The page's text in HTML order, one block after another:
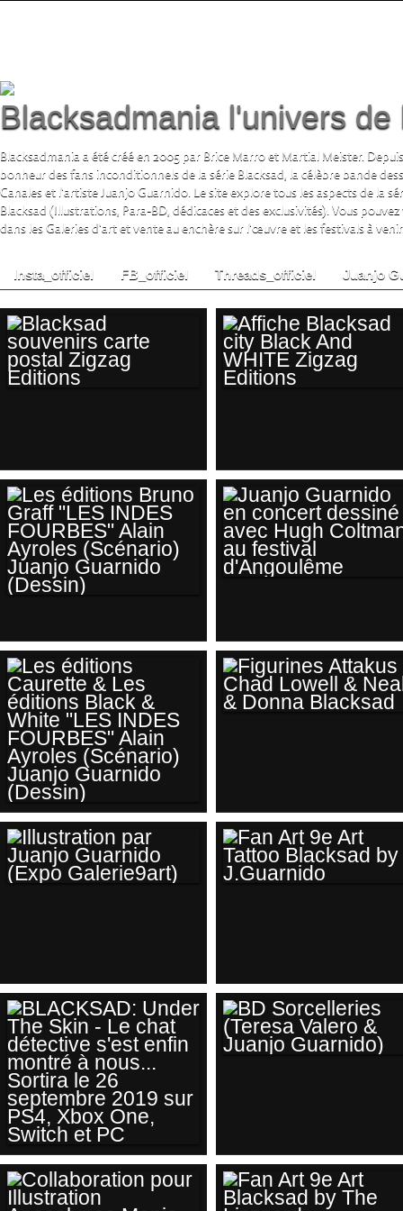
Blacksadmania l'univers
Blacksadmania a été créé en 2005 par Brice Marro et Martial Meister.
bonheur des fans inconditionnels de la série Blacksad, la célèbre bande
Canales et l'artiste Juanjo Guarnido. Le site explore tous les aspects de la
Blacksad (Illustrations, Para-BD, dédicaces et des exclusivités). Vous
dans les Galeries d'art et vente au enchère sur l'œuvre et les festivals à
Insta_officiel FB_officiel Threads_officiel Juanjo
SOUVENIRS CARTE
POSTAL ZIGZAG
EDITIONS
BLACKSAD CITY
BLACK AND WHITE
ZIGZAG EDITIONS
LES ÉDITIONS
BRUNO GRAFF
"LES INDES
FOURBES" ALAIN
AYROLES
(SCÉNARIO)
JUANJO GUARNIDO
(DESSIN)
EN CONCERT
DESSINÉ AVEC
HUGH COLTMAN AU
LES ÉDITIONS
CAURETTE & LES
AYROLES
(SCÉNARIO)
JUANJO GUARNIDO
(DESSIN)
LOWELL & NEAL &
DONNA BLACKSAD
(EXPO
GALERIE9ART)
BY J.GUARNIDO
BLACKSAD: UNDER
JUANJO
GUARNIDO)